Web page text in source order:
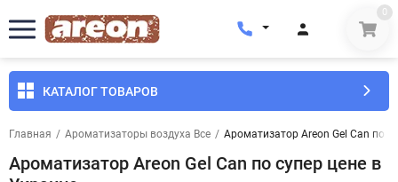
0
КАТАЛОГ ТОВАРОВ
Главная / Ароматизаторы воздуха Все / Ароматизатор Areon Gel Can по
Ароматизатор Areon Gel Can по супер цене в